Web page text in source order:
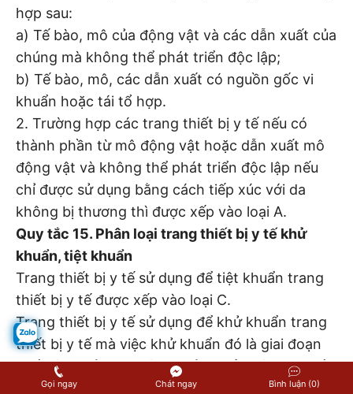
hợp sau:
a) Tế bào, mô của động vật và các dẫn xuất của
chúng mà không thể phát triển độc lập;
b) Tế bào, mô, các dẫn xuất có nguồn gốc vi
khuẩn hoặc tái tổ hợp.
2. Trường hợp các trang thiết bị y tế nếu có
thành phần từ mô động vật hoặc dẫn xuất mô
động vật và không thể phát triển độc lập nếu
chỉ được sử dụng bằng cách tiếp xúc với da
không bị thương thì được xếp vào loại A.
Quy tắc 15. Phân loại trang thiết bị y tế khử
khuẩn, tiệt khuẩn
Trang thiết bị y tế sử dụng để tiệt khuẩn trang
thiết bị y tế được xếp vào loại C.
Trang thiết bị y tế sử dụng để khử khuẩn trang
thiết bị y tế mà việc khử khuẩn đó là giai đoạn
cuối cùng của quy trình khử khuẩn thì được xếp
vào loại C.
Gọi ngay Chát ngay Bình luận (0)